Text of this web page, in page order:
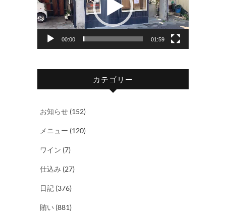
レ
ー
00:00 01:59
カテゴリー
お知らせ (152)
メニュー (120)
ワイン (7)
仕込み (27)
日記 (376)
賄い (881)